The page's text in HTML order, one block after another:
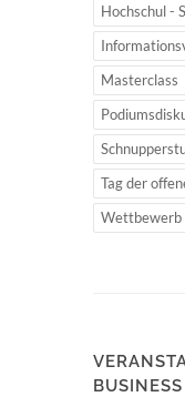
Hochschul -
Masterclass
Tag der
Wettbewerb